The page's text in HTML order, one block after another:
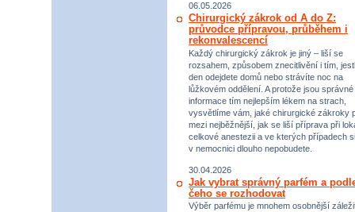
06.05.2026
Chirurgický zákrok od A do Z:
průvodce přípravou, průběhem i
rekonvalescencí
Každý chirurgický zákrok je jiný – liší se
rozsahem, způsobem znecitlivění i tím,
den odejdete domů nebo strávíte noc na
lůžkovém oddělení. A protože jsou správné
informace tím nejlepším lékem na strach,
vysvětlíme vám, jaké chirurgické zákroky
mezi nejběžnější, jak se liší příprava při
celkové anestezii a ve kterých případech si
v nemocnici dlouho nepobudete.
30.04.2026
Jak vybrat správný parfém a
čeho se rozhodovat
Výběr parfému je mnohem osobnější